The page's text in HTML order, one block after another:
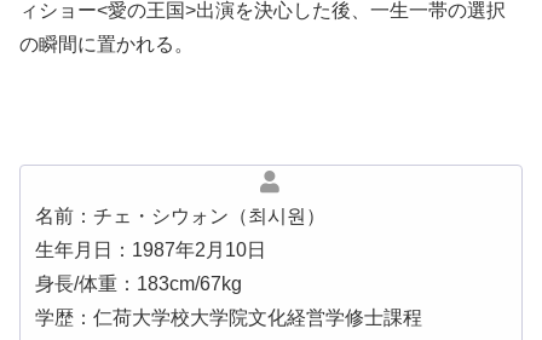
ィショー<愛の王国>出演を決心した後、一生一帯の選択
の瞬間に置かれる。
名前：チェ・シウォン（최시원）
生年月日：1987年2月10日
身長/体重：183cm/67kg
学歴：仁荷大学校大学院文化経営学修士課程